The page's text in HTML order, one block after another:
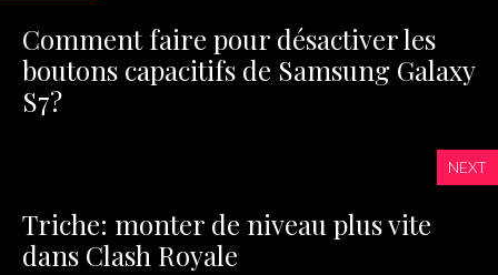
Comment faire pour désactiver les
boutons capacitifs de Samsung Galaxy
S7?
NEXT
Triche: monter de niveau plus vite
dans Clash Royale